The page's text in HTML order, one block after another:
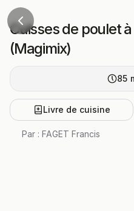
Cuisses de poulet
(Magimix)
85
Livre de cuisine
Par : FAGET Francis